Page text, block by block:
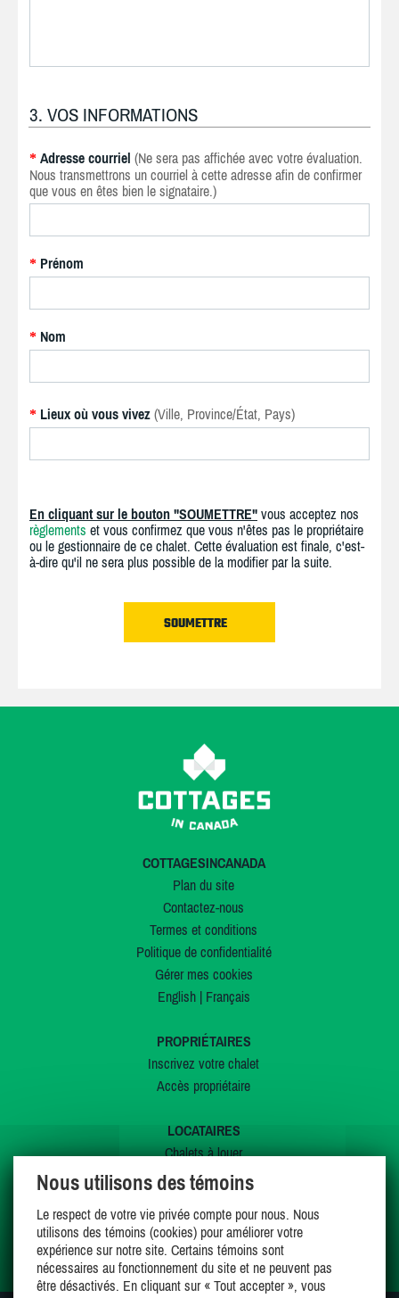
3. VOS INFORMATIONS
* Adresse courriel (Ne sera pas affichée avec votre évaluation.
Nous transmettrons un courriel à cette adresse afin de confirmer
que vous en êtes bien le signataire.)
* Prénom
* Nom
* Lieux où vous vivez (Ville, Province/État, Pays)
En cliquant sur le bouton "SOUMETTRE" vous acceptez nos
règlements et vous confirmez que vous n'êtes pas le propriétaire
ou le gestionnaire de ce chalet. Cette évaluation est finale, c'est-
à-dire qu'il ne sera plus possible de la modifier par la suite.
COTTAGESINCANADA
Plan du site
Contactez-nous
Termes et conditions
Politique de confidentialité
Gérer mes cookies
English| Français
PROPRIÉTAIRES
Inscrivez votre chalet
Accès propriétaire
LOCATAIRES
Chalets à louer
Chalets à vendre
Offres spéciales
Mes favoris
Nous utilisons des témoins
Le respect de votre vie privée compte pour nous. Nous
utilisons des témoins (cookies) pour améliorer votre
expérience sur notre site. Certains témoins sont
nécessaires au fonctionnement du site et ne peuvent pas
être désactivés. En cliquant sur « Tout accepter », vous